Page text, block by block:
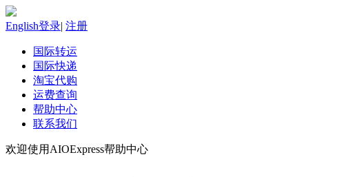
English登录| 注册
国际转运
国际快递
淘宝代购
运费查询
帮助中心
联系我们
欢迎使用AIOExpress帮助中心